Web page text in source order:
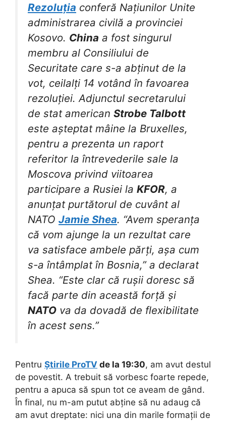
Rezoluția conferă Națiunilor Unite
administrarea civilă a provinciei
Kosovo. China a fost singurul
membru al Consiliului de
Securitate care s-a abținut de la
vot, ceilalți 14 votând în favoarea
rezoluției. Adjunctul secretarului
de stat american Strobe Talbott
este așteptat mâine la Bruxelles,
pentru a prezenta un raport
referitor la întrevederile sale la
Moscova privind viitoarea
participare a Rusiei la KFOR, a
anunțat purtătorul de cuvânt al
NATO Jamie Shea. “Avem speranța
că vom ajunge la un rezultat care
va satisface ambele părți, așa cum
s-a întâmplat în Bosnia,” a declarat
Shea. “Este clar că rușii doresc să
facă parte din această forță și
NATO va da dovadă de flexibilitate
în acest sens.”
Pentru Știrile ProTV de la 19:30, am avut destul
de povestit. A trebuit să vorbesc foarte repede,
pentru a apuca să spun tot ce aveam de gând.
În final, nu m-am putut abține să nu adaug că
am avut dreptate: nici una din marile formații de